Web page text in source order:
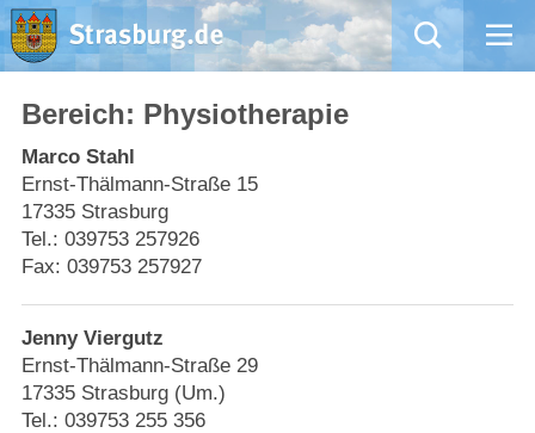
Mängelmeldung
Aktuelles
Rathaus
Wirtschaft
Bereich: Physiotherapie
Marco Stahl
Ernst-Thälmann-Straße 15
17335 Strasburg
Tel.: 039753 257926
Fax: 039753 257927
Jenny Viergutz
Ernst-Thälmann-Straße 29
17335 Strasburg (Um.)
Tel.: 039753 255 356